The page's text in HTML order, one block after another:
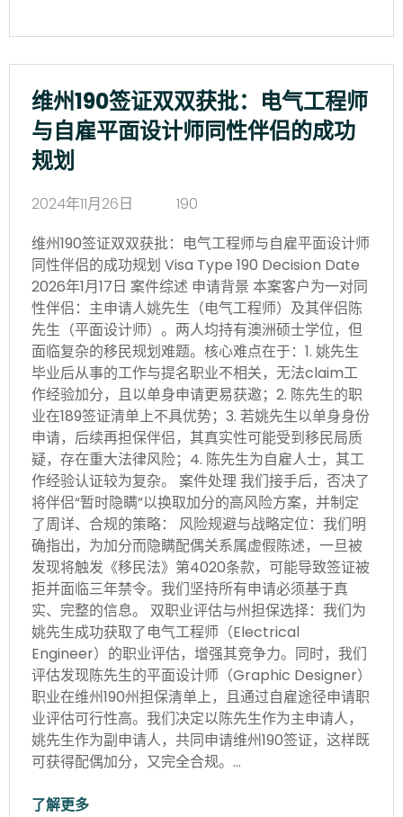
维州190签证双双获批：电气工程师
与自雇平面设计师同性伴侣的成功
规划
2024年11月26日
190
维州190签证双双获批：电气工程师与自雇平面设计师
同性伴侣的成功规划 Visa Type 190 Decision Date
2026年1月17日 案件综述 申请背景 本案客户为一对同
性伴侣：主申请人姚先生（电气工程师）及其伴侣陈
先生（平面设计师）。两人均持有澳洲硕士学位，但
面临复杂的移民规划难题。核心难点在于：1. 姚先生
毕业后从事的工作与提名职业不相关，无法claim工
作经验加分，且以单身申请更易获邀；2. 陈先生的职
业在189签证清单上不具优势；3. 若姚先生以单身身份
申请，后续再担保伴侣，其真实性可能受到移民局质
疑，存在重大法律风险；4. 陈先生为自雇人士，其工
作经验认证较为复杂。 案件处理 我们接手后，否决了
将伴侣“暂时隐瞒”以换取加分的高风险方案，并制定
了周详、合规的策略： 风险规避与战略定位：我们明
确指出，为加分而隐瞒配偶关系属虚假陈述，一旦被
发现将触发《移民法》第4020条款，可能导致签证被
拒并面临三年禁令。我们坚持所有申请必须基于真
实、完整的信息。 双职业评估与州担保选择：我们为
姚先生成功获取了电气工程师（Electrical
Engineer）的职业评估，增强其竞争力。同时，我们
评估发现陈先生的平面设计师（Graphic Designer）
职业在维州190州担保清单上，且通过自雇途径申请职
业评估可行性高。我们决定以陈先生作为主申请人，
姚先生作为副申请人，共同申请维州190签证，这样既
可获得配偶加分，又完全合规。…
了解更多